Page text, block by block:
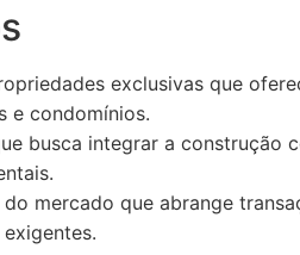
exclusivas que
e condomínios.
busca integrar a construção
do mercado que abrange